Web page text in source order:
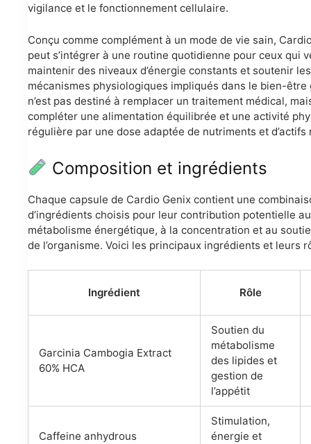
vigilance et le fonctionnement cellulaire.
Conçu comme complément à un mode de vie sain,
peut s’intégrer à une routine quotidienne pour ceux qui
maintenir des niveaux d’énergie constants et soutenir les
mécanismes physiologiques impliqués dans le bien-être
n’est pas destiné à remplacer un traitement médical,
compléter une alimentation équilibrée et une activité
régulière par une dose adaptée de nutriments et d’actifs
Composition et ingrédients
Chaque capsule de Cardio Genix contient une
d’ingrédients choisis pour leur contribution potentielle au
métabolisme énergétique, à la concentration et au
de l’organisme. Voici les principaux ingrédients et leurs
Ingrédient Rôle
Garcinia Cambogia Extract
60% HCA
Soutien du
métabolisme
des lipides et
gestion de
l’appétit
Caffeine anhydrous
Stimulation,
énergie et